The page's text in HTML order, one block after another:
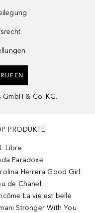
& Co. KG.
PRODUKTE
Libre
Paradoxe
Herrera Good Girl
de Chanel
La vie est belle
Stronger With You